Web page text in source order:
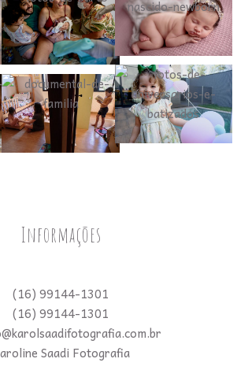
Informações
(16) 99144-1301
(16) 99144-1301
Saadi Fotografia